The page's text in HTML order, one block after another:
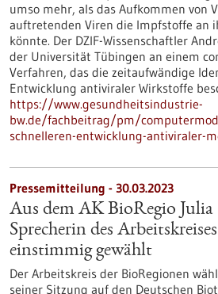
umso mehr, als das Aufkommen von
auftretenden Viren die Impfstoffe an
könnte. Der DZIF-Wissenschaftler
der Universität Tübingen an einem
Verfahren, das die zeitaufwändige
Entwicklung antiviraler Wirkstoffe
https://www.gesundheitsindustrie-
bw.de/fachbeitrag/pm/
schnelleren-entwicklung-antiviraler-
Pressemitteilung - 30.03.2023
Aus dem AK BioRegio Julia
Sprecherin des
einstimmig gewählt
Der Arbeitskreis der BioRegionen
seiner Sitzung auf den Deutschen